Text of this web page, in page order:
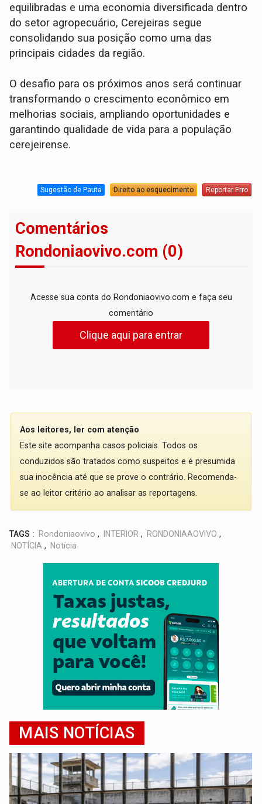
equilibradas e uma economia diversificada dentro
do setor agropecuário, Cerejeiras segue
consolidando sua posição como uma das
principais cidades da região.
O desafio para os próximos anos será continuar
transformando o crescimento econômico em
melhorias sociais, ampliando oportunidades e
garantindo qualidade de vida para a população
cerejeirense.
Sugestão de Pauta Direito ao esquecimento Reportar Erro
Comentários
Rondoniaovivo.com (0)
Acesse sua conta do Rondoniaovivo.com e faça seu
comentário
Clique aqui para entrar
Aos leitores, ler com atenção
Este site acompanha casos policiais. Todos os
conduzidos são tratados como suspeitos e é presumida
sua inocência até que se prove o contrário. Recomenda-
se ao leitor critério ao analisar as reportagens.
TAGS : Rondoniaovivo , INTERIOR , RONDONIAAOVIVO ,
NOTÍCIA , Notícia
MAIS NOTÍCIAS